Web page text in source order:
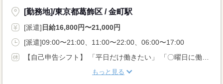
[勤務地]/東京都葛飾区 / 金町駅
[派遣]日給16,800円〜21,000円
[派遣]09:00〜21:00、11:00〜22:00、06:00〜17:00
もっと見る